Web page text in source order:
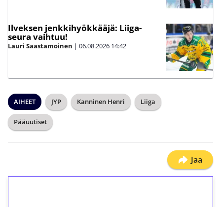
Ilveksen jenkkihyökkääjä: Liiga-
seura vaihtuu!
Lauri Saastamoinen | 06.08.2026 14:42
AIHEET JYP Kanninen Henri Liiga
Pääuutiset
Jaa